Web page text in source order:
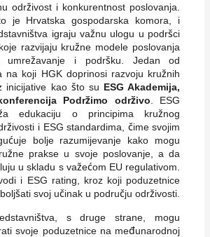
održivost i konkurentnost poslovanja.
je Hrvatska gospodarska komora, i
igraju važnu ulogu u podršci
razvijaju kružne modele poslovanja
umrežavanje i podršku. Jedan od
na koji HGK doprinosi razvoju kružnih
inicijative kao što su ESG Akademija,
Podržimo održivo . ESG
edukaciju o principima kružnog
i ESG standardima, čime svojim
bolje razumijevanje kako mogu
prakse u svoje poslovanje, a da
u skladu s važećom EU regulativom.
i ESG rating, kroz koji poduzetnice
svoj učinak u području održivosti.
s druge strane, mogu
svoje poduzetnice na međunarodnoj